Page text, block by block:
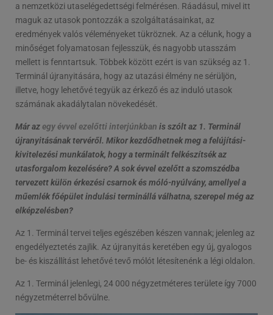
a nemzetközi utaselégedettségi felmérésen. Ráadásul, mivel itt
maguk az utasok pontozzák a szolgáltatásainkat, az
eredmények valós véleményeket tükröznek. Az a célunk, hogy a
minőséget folyamatosan fejlesszük, és nagyobb utasszám
mellett is fenntartsuk. Többek között ezért is van szükség az 1.
Terminál újranyitására, hogy az utazási élmény ne sérüljön,
illetve, hogy lehetővé tegyük az érkező és az induló utasok
számának akadálytalan növekedését.
Már azegy évvel ezelőtti interjúnkban is szólt az 1. Terminál
újranyitásának tervéről. Mikor kezdődhetnek meg a felújítási-
kivitelezési munkálatok, hogy a terminált felkészítsék az
utasforgalom kezelésére? A sok évvel ezelőtt a szomszédba
tervezett külön érkezési csarnok és móló-nyúlvány, amellyel a
műemlék főépület indulási terminállá válhatna, szerepel még az
elképzelésben?
Az 1. Terminál tervei teljes egészében készen vannak; jelenleg az
engedélyeztetés zajlik. Az újranyitás keretében egy új, gyalogos
be- és kiszállítást lehetővé tevő mólót létesítenénk a légi oldalon.
Az 1. Terminál jelenlegi, 24 000 négyzetméteres területe így 7000
négyzetméterrel bővülne.